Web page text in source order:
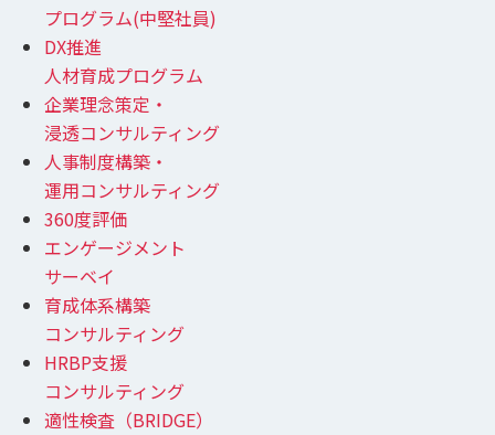
プログラム(中堅社員)
DX推進
人材育成プログラム
企業理念策定・
浸透コンサルティング
人事制度構築・
運用コンサルティング
360度評価
エンゲージメント
サーベイ
育成体系構築
コンサルティング
HRBP支援
コンサルティング
適性検査（BRIDGE）